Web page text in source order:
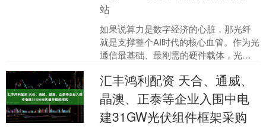
站
如果说算力是数字经济的心脏，那光纤
就是支撑整个AI时代的核心血管。作为光
通信最基础、最刚需的硬件载体，光纤
的关键使命，从东数西....
汇丰鸿利配资 天合、通威、
晶澳、正泰等企业入围中电
建31GW光伏组件框架采购